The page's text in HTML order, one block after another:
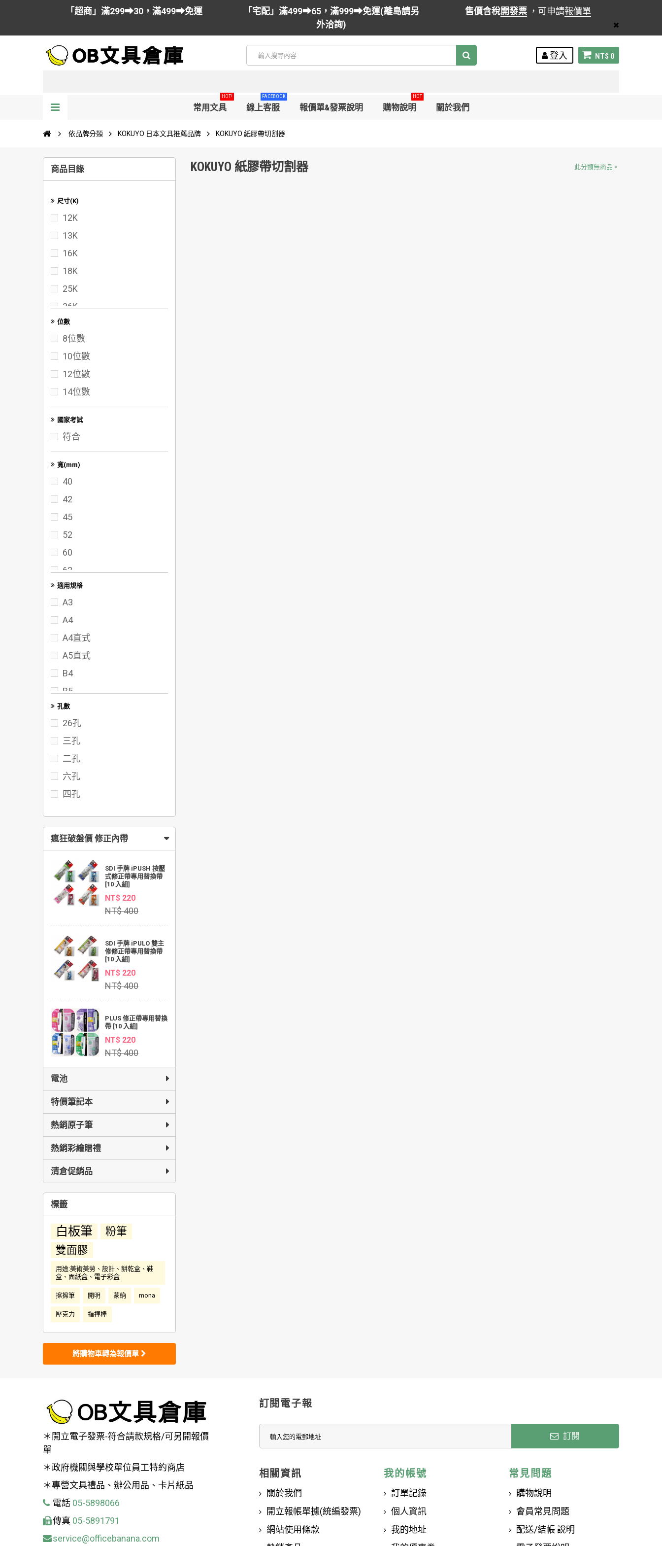
「超商」滿299➡30，滿499➡免運
「宅配」滿499➡65，滿999➡免運(離島請另
外洽詢)
售價含稅開發票 ，可申請報價單
NT$ 0
登入
常用文具
HOT!
線上客服
FACEBOOK
報價單&發票說明 購物說明
HOT
關於我們
依品牌分類 KOKUYO 日本文具推薦品牌 KOKUYO 紙膠帶切割器
商品目錄
尺寸(K)
12K
13K
16K
18K
25K
36K
40K
50K
60K
72K
100K
位數
8位數
10位數
12位數
14位數
國家考試
符合
寬(mm)
40
42
45
52
60
62
65
70
72
75
80
95
102
117
122
142
適用規格
A3
A4
A4直式
A5直式
B4
B5
FC
孔數
26孔
三孔
二孔
六孔
四孔
瘋狂破盤價 修正內帶
SDI 手牌 iPUSH 按壓
式修正帶專用替換帶
[10 入組]
NT$ 220
NT$ 400
SDI 手牌 iPULO 雙主
修修正帶專用替換帶
[10 入組]
NT$ 220
NT$ 400
PLUS 修正帶專用替換
帶 [10 入組]
NT$ 220
NT$ 400
電池
特價筆記本
熱銷原子筆
熱銷彩繪贈禮
清倉促銷品
標籤
白板筆
粉筆
雙面膠
用途:美術美勞、設計、餅乾盒、鞋
盒、面紙盒、電子彩盒
擦擦筆 開明 蒙納 mona
壓克力 指揮棒
將購物車轉為報價單
KOKUYO 紙膠帶切割器 此分類無商品。
＊開立電子發票-符合請款規格/可另開報價
單
＊政府機關與學校單位員工特約商店
＊專營文具禮品、辦公用品、卡片紙品
電話 05-5898066
傳真 05-5891791
service@officebanana.com
訂閱電子報
訂閱
相關資訊
關於我們
開立報帳單據(統編發票)
網站使用條款
我的帳號
訂單記錄
個人資訊
我的地址
常見問題
購物說明
會員常見問題
配送/結帳 說明